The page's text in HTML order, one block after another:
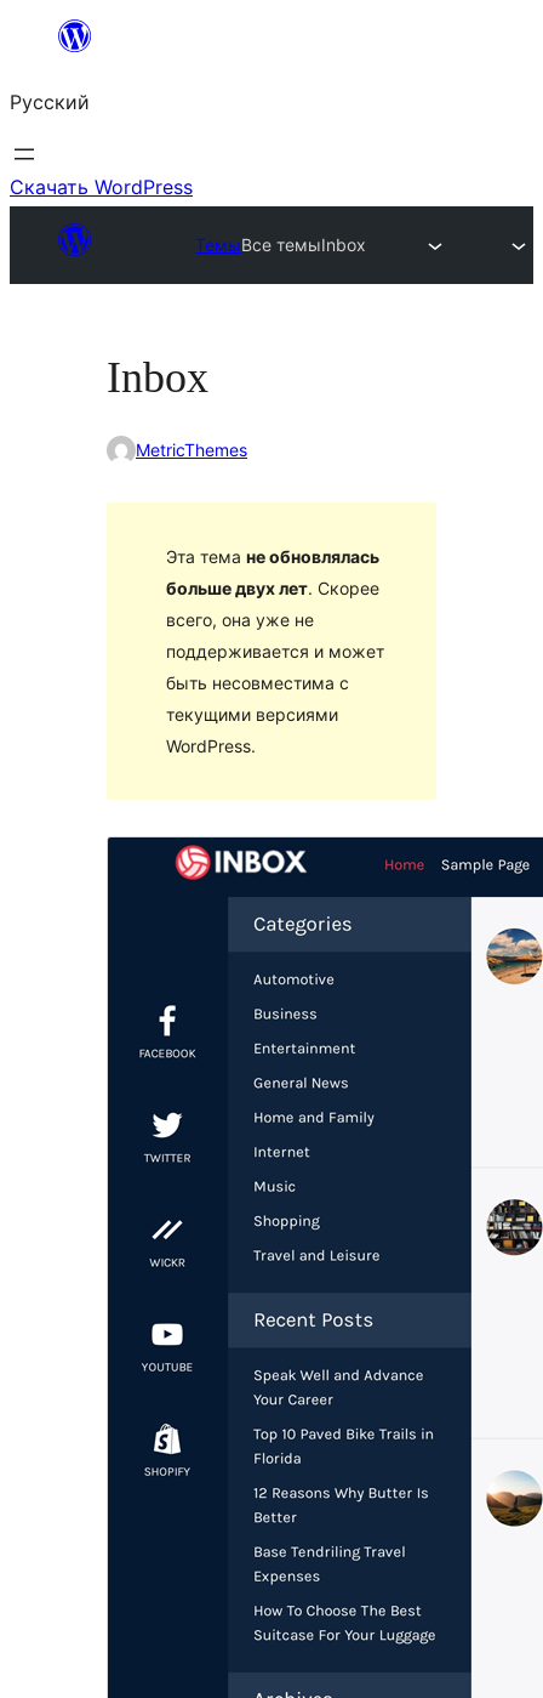
Перейти
содержимому
Русский
Скачать WordPress
ТемыВсе темыInbox
Inbox
MetricThemes
Эта тема не обновлялась
больше двух лет. Скорее
всего, она уже не
поддерживается и может
быть несовместима с
текущими версиями
WordPress.